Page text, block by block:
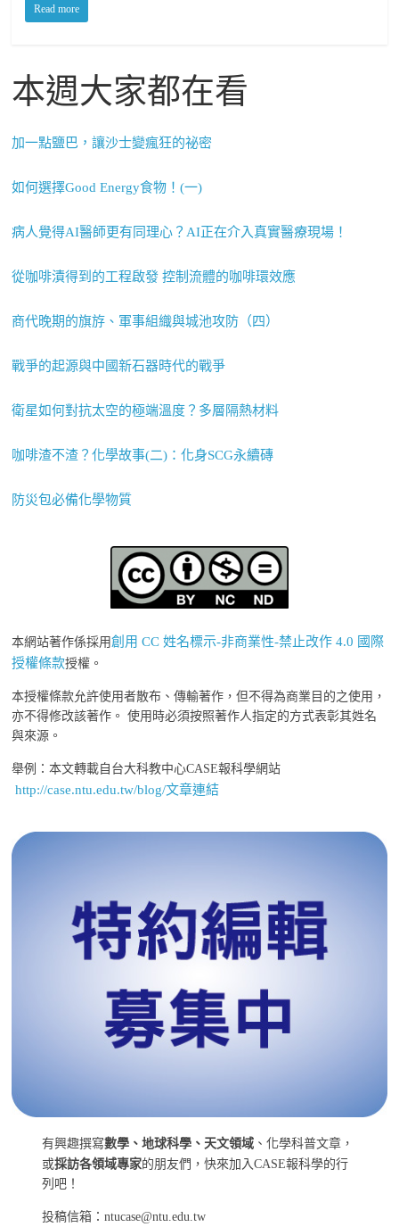
Read more
本週大家都在看
加一點鹽巴，讓沙士變瘋狂的祕密
如何選擇Good Energy食物！(一)
病人覺得AI醫師更有同理心？AI正在介入真實醫療現場！
從咖啡漬得到的工程啟發 控制流體的咖啡環效應
商代晚期的旗斿、軍事組織與城池攻防（四）
戰爭的起源與中國新石器時代的戰爭
衛星如何對抗太空的極端溫度？多層隔熱材料
咖啡渣不渣？化學故事(二)：化身SCG永續磚
防災包必備化學物質
本網站著作係採用創用 CC 姓名標示-非商業性-禁止改作 4.0 國際
授權條款授權。
本授權條款允許使用者散布、傳輸著作，但不得為商業目的之使用，
亦不得修改該著作。 使用時必須按照著作人指定的方式表彰其姓名
與來源。
舉例：本文轉載自台大科教中心CASE報科學網站
http://case.ntu.edu.tw/blog/文章連結
有興趣撰寫數學、地球科學、天文領域 、化學科普文章，
或採訪各領域專家的朋友們，快來加入CASE報科學的行
列吧！
投稿信箱：ntucase@ntu.edu.tw